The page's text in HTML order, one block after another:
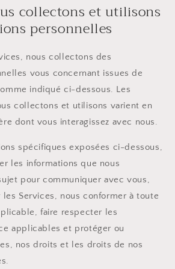
collectons et utilisons
personnelles
nous collectons des
vous concernant issues de
indiqué ci-dessous. Les
collectons et utilisons varient en
dont vous interagissez avec nous.
spécifiques exposées ci-dessous,
les informations que nous
pour communiquer avec vous,
Services, nous conformer à toute
faire respecter les
applicables et protéger ou
nos droits et les droits de nos